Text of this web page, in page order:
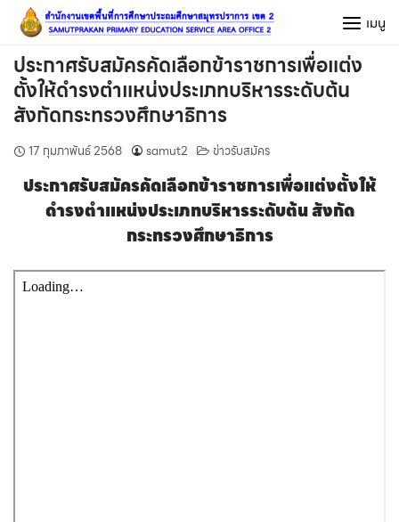
Skip
content
เมนู
ประกาศรับสมัครคัดเลือกข้าราชการเพื่อแต่ง
ตั้งให้ดำรงตำแหน่งประเภทบริหารระดับต้น
สังกัดกระทรวงศึกษาธิการ
17 กุมภาพันธ์ 2568 samut2 ข่าวรับสมัคร
ประกาศรับสมัครคัดเลือกข้าราชการเพื่อแต่งตั้งให้
ดำรงตำแหน่งประเภทบริหารระดับต้น สังกัด
กระทรวงศึกษาธิการ